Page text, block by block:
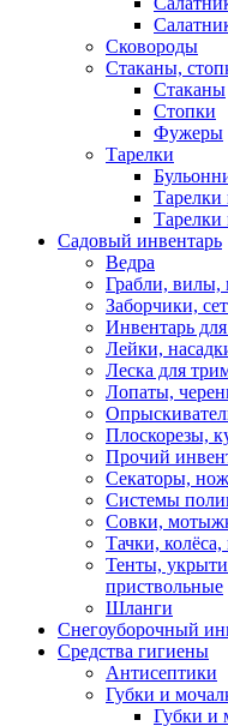
Сковороды
Стаканы,
Стаканы
Стопки
Фужеры
Тарелки
Тарелки
Тарелки
Садовый инвентарь
Ведра
Грабли, вилы,
Заборчики,
Инвентарь
Лейки,
Леска для
Лопаты,
Плоскорезы,
Прочий
Секаторы,
Системы
Совки,
Тачки,
Тенты,
приствольные
Шланги
Снегоуборочный
Средства гигиены
Антисептики
Губки и
Губки и